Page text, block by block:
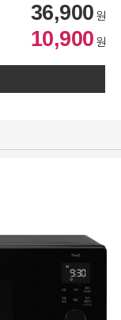
36,900 원
10,900 원